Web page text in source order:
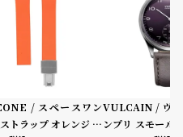
/ スペースワン
トラップ オレンジ デ
VULCAIN / ヴ
ンプリ スモール